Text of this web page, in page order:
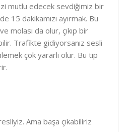
mutlu edecek sevdiğimiz bir
15 dakikamızı ayırmak. Bu
molası da olur, çıkıp bir
Trafikte gidiyorsanız sesli
çok yararlı olur. Bu tip
Ama başa çıkabiliriz